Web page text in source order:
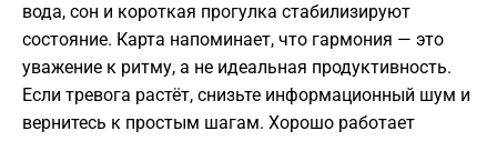
вода, сон и короткая прогулка стабилизируют
состояние. Карта напоминает, что гармония — это
уважение к ритму, а не идеальная продуктивность.
Если тревога растёт, снизьте информационный шум и
вернитесь к простым шагам. Хорошо работает